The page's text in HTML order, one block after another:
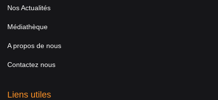
Nos Actualités
Médiathèque
A propos de nous
Contactez nous
Liens utiles